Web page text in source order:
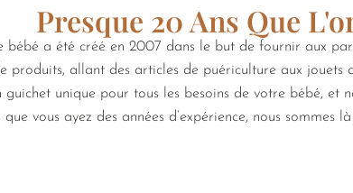
Presque 20 Ans Que
bébé a été créé en 2007 dans le but de fournir aux
produits, allant des articles de puériculture aux jouets
guichet unique pour tous les besoins de votre bébé, et
vous ayez des années d’expérience, nous sommes